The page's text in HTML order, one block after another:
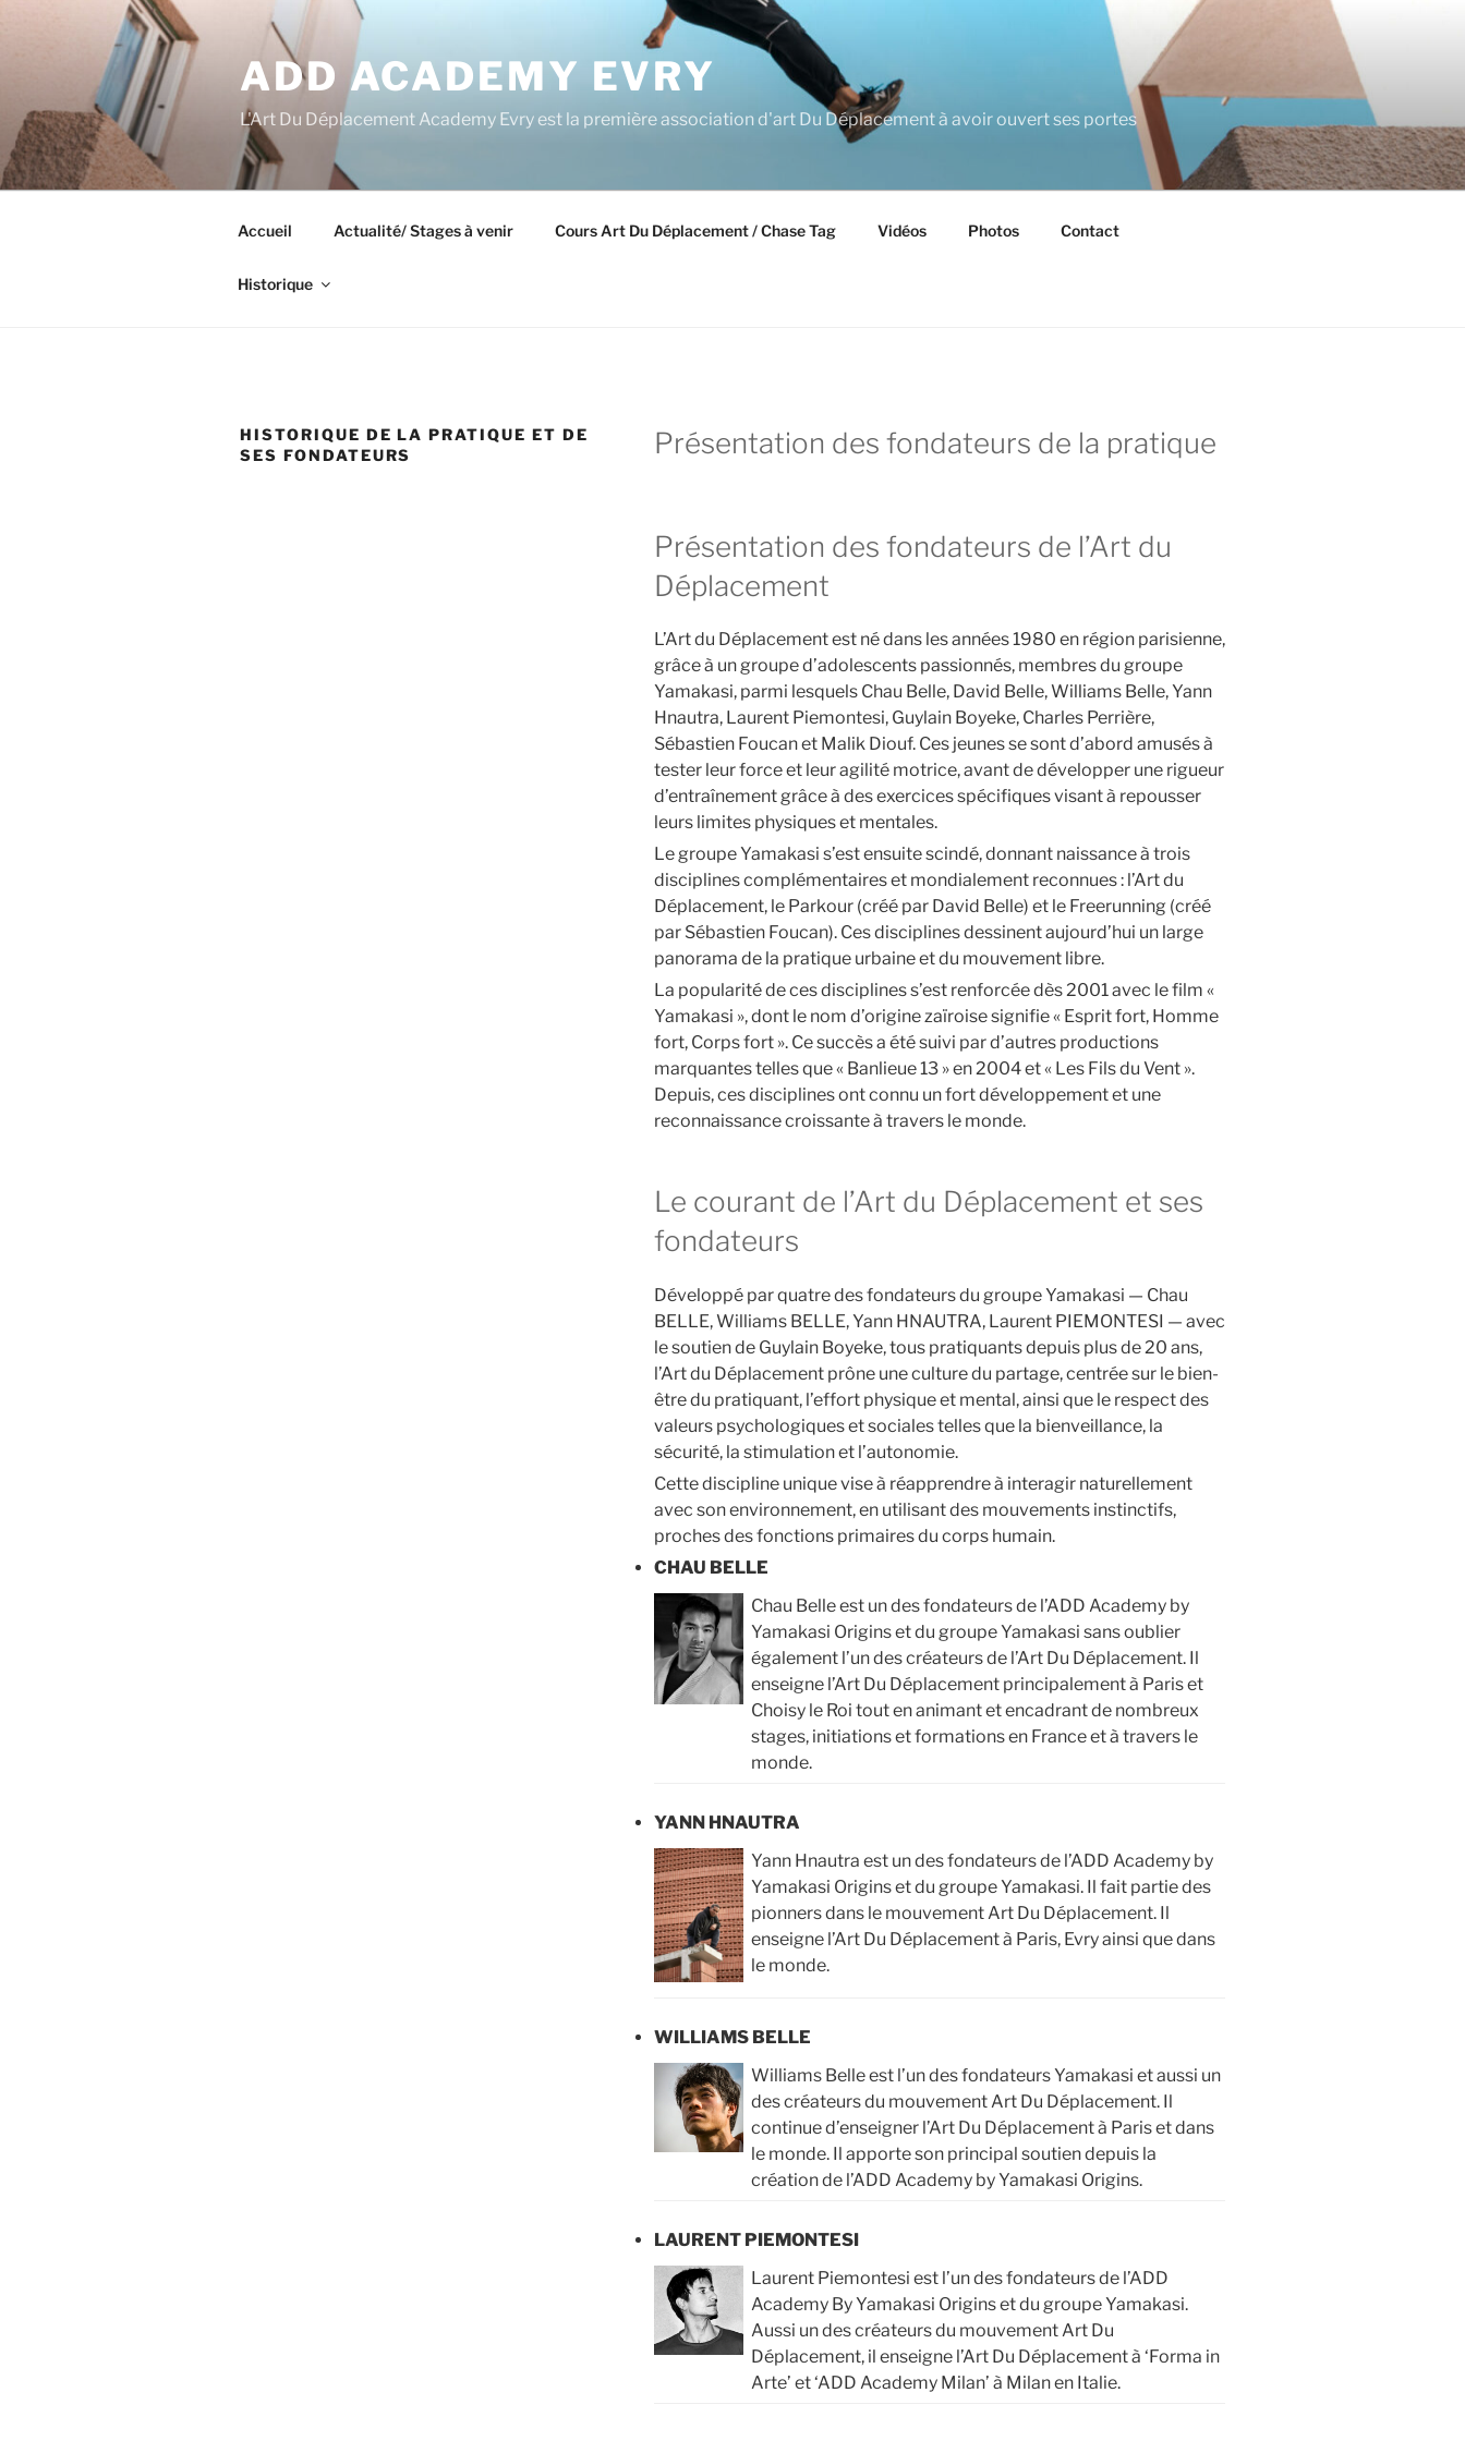
ADD ACADEMY EVRY
L'Art Du Déplacement Academy Evry est la première association d'art Du Déplacement à avoir ouvert ses portes
Accueil Actualité/ Stages à venir Cours Art Du Déplacement / Chase Tag Vidéos Photos Contact
Historique
HISTORIQUE DE LA PRATIQUE ET DE
SES FONDATEURS
Présentation des fondateurs de la pratique
Présentation des fondateurs de l’Art du
Déplacement
L’Art du Déplacement est né dans les années 1980 en région parisienne,
grâce à un groupe d’adolescents passionnés, membres du groupe
Yamakasi, parmi lesquels Chau Belle, David Belle, Williams Belle, Yann
Hnautra, Laurent Piemontesi, Guylain Boyeke, Charles Perrière,
Sébastien Foucan et Malik Diouf. Ces jeunes se sont d’abord amusés à
tester leur force et leur agilité motrice, avant de développer une rigueur
d’entraînement grâce à des exercices spécifiques visant à repousser
leurs limites physiques et mentales.
Le groupe Yamakasi s’est ensuite scindé, donnant naissance à trois
disciplines complémentaires et mondialement reconnues : l’Art du
Déplacement, le Parkour (créé par David Belle) et le Freerunning (créé
par Sébastien Foucan). Ces disciplines dessinent aujourd’hui un large
panorama de la pratique urbaine et du mouvement libre.
La popularité de ces disciplines s’est renforcée dès 2001 avec le film «
Yamakasi », dont le nom d’origine zaïroise signifie « Esprit fort, Homme
fort, Corps fort ». Ce succès a été suivi par d’autres productions
marquantes telles que « Banlieue 13 » en 2004 et « Les Fils du Vent ».
Depuis, ces disciplines ont connu un fort développement et une
reconnaissance croissante à travers le monde.
Le courant de l’Art du Déplacement et ses
fondateurs
Développé par quatre des fondateurs du groupe Yamakasi — Chau
BELLE, Williams BELLE, Yann HNAUTRA, Laurent PIEMONTESI — avec
le soutien de Guylain Boyeke, tous pratiquants depuis plus de 20 ans,
l’Art du Déplacement prône une culture du partage, centrée sur le bien-
être du pratiquant, l’effort physique et mental, ainsi que le respect des
valeurs psychologiques et sociales telles que la bienveillance, la
sécurité, la stimulation et l’autonomie.
Cette discipline unique vise à réapprendre à interagir naturellement
avec son environnement, en utilisant des mouvements instinctifs,
proches des fonctions primaires du corps humain.
CHAU BELLE
Chau Belle est un des fondateurs de l’ADD Academy by
Yamakasi Origins et du groupe Yamakasi sans oublier
également l’un des créateurs de l’Art Du Déplacement. Il
enseigne l’Art Du Déplacement principalement à Paris et
Choisy le Roi tout en animant et encadrant de nombreux
stages, initiations et formations en France et à travers le
monde.
YANN HNAUTRA
Yann Hnautra est un des fondateurs de l’ADD Academy by
Yamakasi Origins et du groupe Yamakasi. Il fait partie des
pionners dans le mouvement Art Du Déplacement. Il
enseigne l’Art Du Déplacement à Paris, Evry ainsi que dans
le monde.
WILLIAMS BELLE
Williams Belle est l’un des fondateurs Yamakasi et aussi un
des créateurs du mouvement Art Du Déplacement. Il
continue d’enseigner l’Art Du Déplacement à Paris et dans
le monde. Il apporte son principal soutien depuis la
création de l’ADD Academy by Yamakasi Origins.
LAURENT PIEMONTESI
Laurent Piemontesi est l’un des fondateurs de l’ADD
Academy By Yamakasi Origins et du groupe Yamakasi.
Aussi un des créateurs du mouvement Art Du
Déplacement, il enseigne l’Art Du Déplacement à ‘Forma in
Arte’ et ‘ADD Academy Milan’ à Milan en Italie.